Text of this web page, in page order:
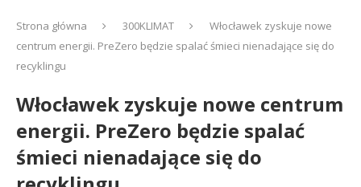
Strona główna 300KLIMAT
Włocławek zyskuje nowe
centrum energii. PreZero będzie spalać śmieci nienadające się do
recyklingu
Włocławek zyskuje nowe centrum
energii. PreZero będzie spalać
śmieci nienadające się do